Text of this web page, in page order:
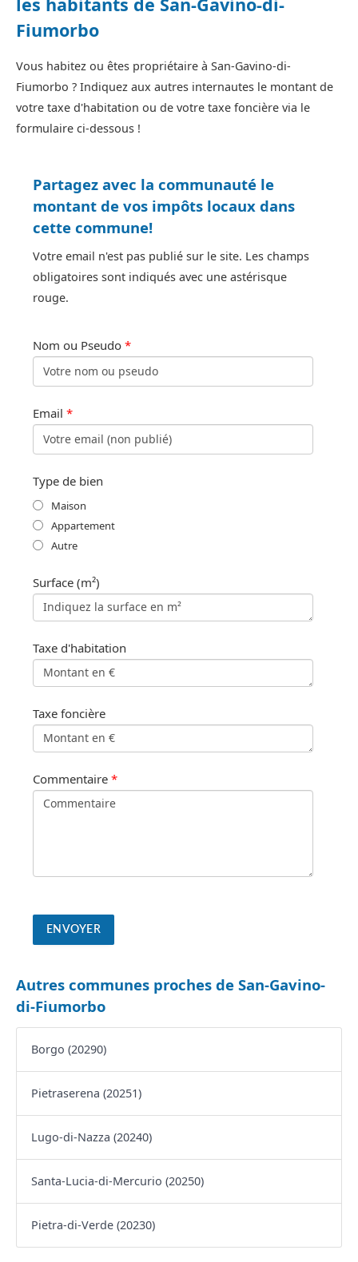
Fiumorbo
Vous habitez ou êtes propriétaire à San-Gavino-di-
Fiumorbo ? Indiquez aux autres internautes le montant de
votre taxe d'habitation ou de votre taxe foncière via le
formulaire ci-dessous !
Partagez avec la communauté le
montant de vos impôts locaux dans
cette commune!
Votre email n'est pas publié sur le site. Les champs
obligatoires sont indiqués avec une astérisque
rouge.
Nom ou Pseudo *
Email *
Type de bien
Maison
Appartement
Autre
Surface (m²)
Taxe d'habitation
Taxe foncière
Commentaire *
Autres communes proches de San-Gavino-
di-Fiumorbo
Borgo (20290)
Pietraserena (20251)
Lugo-di-Nazza (20240)
Santa-Lucia-di-Mercurio (20250)
Pietra-di-Verde (20230)